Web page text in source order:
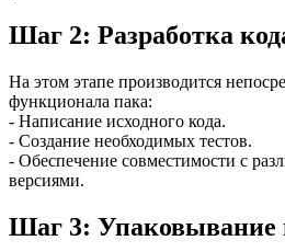
Шаг 2: Разработка
На этом этапе производится
функционала пака:
- Написание исходного кода.
- Создание необходимых тестов.
- Обеспечение совместимости с
версиями.
Шаг 3: Упаковывание